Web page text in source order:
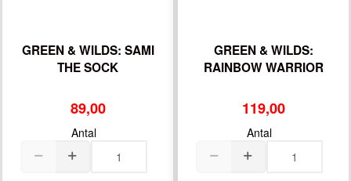
GREEN & WILDS: SAMI
THE SOCK
89,00
Antal
GREEN & WILDS:
RAINBOW WARRIOR
119,00
Antal